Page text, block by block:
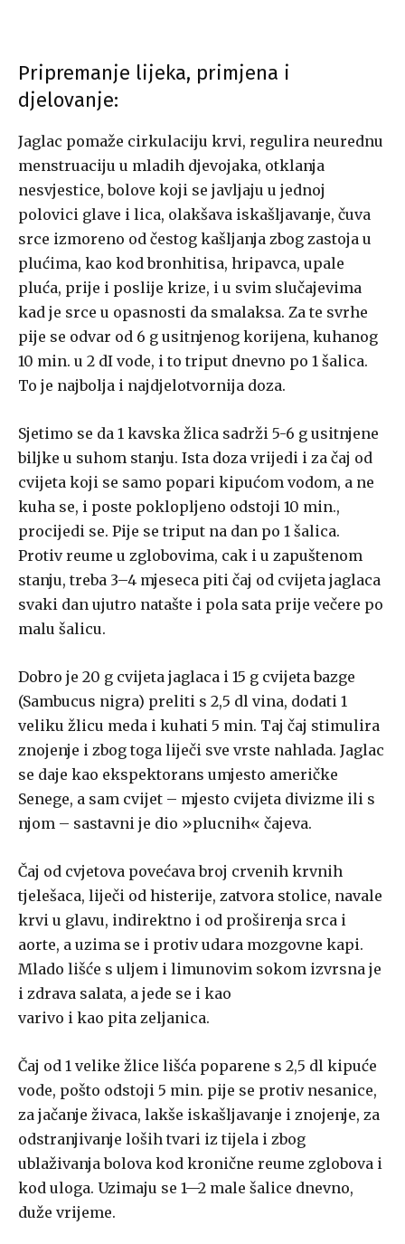
Pripremanje lijeka, primjena i
djelovanje:
Jaglac pomaže cirkulaciju krvi, regulira neurednu
menstruaciju u mladih djevojaka, otklanja
nesvjestice, bolove koji se javljaju u jednoj
polovici glave i lica, olakšava iskašljavanje, čuva
srce izmoreno od čestog kašljanja zbog zastoja u
plućima, kao kod bronhitisa, hripavca, upale
pluća, prije i poslije krize, i u svim slučajevima
kad je srce u opasnosti da smalaksa. Za te svrhe
pije se odvar od 6 g usitnjenog korijena, kuhanog
10 min. u 2 dI vode, i to triput dnevno po 1 šalica.
To je najbolja i najdjelotvornija doza.
Sjetimo se da 1 kavska žlica sadrži 5-6 g usitnjene
biljke u suhom stanju. Ista doza vrijedi i za čaj od
cvijeta koji se samo popari kipućom vodom, a ne
kuha se, i poste poklopljeno odstoji 10 min.,
procijedi se. Pije se triput na dan po 1 šalica.
Protiv reume u zglobovima, cak i u zapuštenom
stanju, treba 3–4 mjeseca piti čaj od cvijeta jaglaca
svaki dan ujutro natašte i pola sata prije večere po
malu šalicu.
Dobro je 20 g cvijeta jaglaca i 15 g cvijeta bazge
(Sambucus nigra) preliti s 2,5 dl vina, dodati 1
veliku žlicu meda i kuhati 5 min. Taj čaj stimulira
znojenje i zbog toga liječi sve vrste nahlada. Jaglac
se daje kao ekspektorans umjesto američke
Senege, a sam cvijet – mjesto cvijeta divizme ili s
njom – sastavni je dio »plucnih« čajeva.
Čaj od cvjetova povećava broj crvenih krvnih
tjelešaca, liječi od histerije, zatvora stolice, navale
krvi u glavu, indirektno i od proširenja srca i
aorte, a uzima se i protiv udara mozgovne kapi.
Mlado lišće s uljem i limunovim sokom izvrsna je
i zdrava salata, a jede se i kao
varivo i kao pita zeljanica.
Čaj od 1 velike žlice lišća poparene s 2,5 dl kipuće
vode, pošto odstoji 5 min. pije se protiv nesanice,
za jačanje živaca, lakše iskašljavanje i znojenje, za
odstranjivanje loših tvari iz tijela i zbog
ublaživanja bolova kod kronične reume zglobova i
kod uloga. Uzimaju se 1—2 male šalice dnevno,
duže vrijeme.